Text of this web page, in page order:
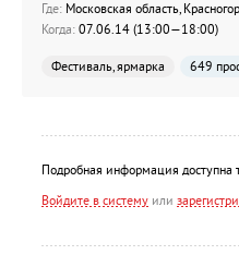
Где: Московская область,
Когда: 07.06.14 (13:00—18:00)
Фестиваль, ярмарка 649
Подробная информация доступна
Войдите в систему или